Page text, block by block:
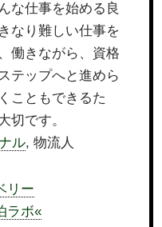
な仕事を始める良
なり難しい仕事を
働きながら、資格
テップへと進めら
こともできるた
切です。
ル, 物流人
リー
ラボ«